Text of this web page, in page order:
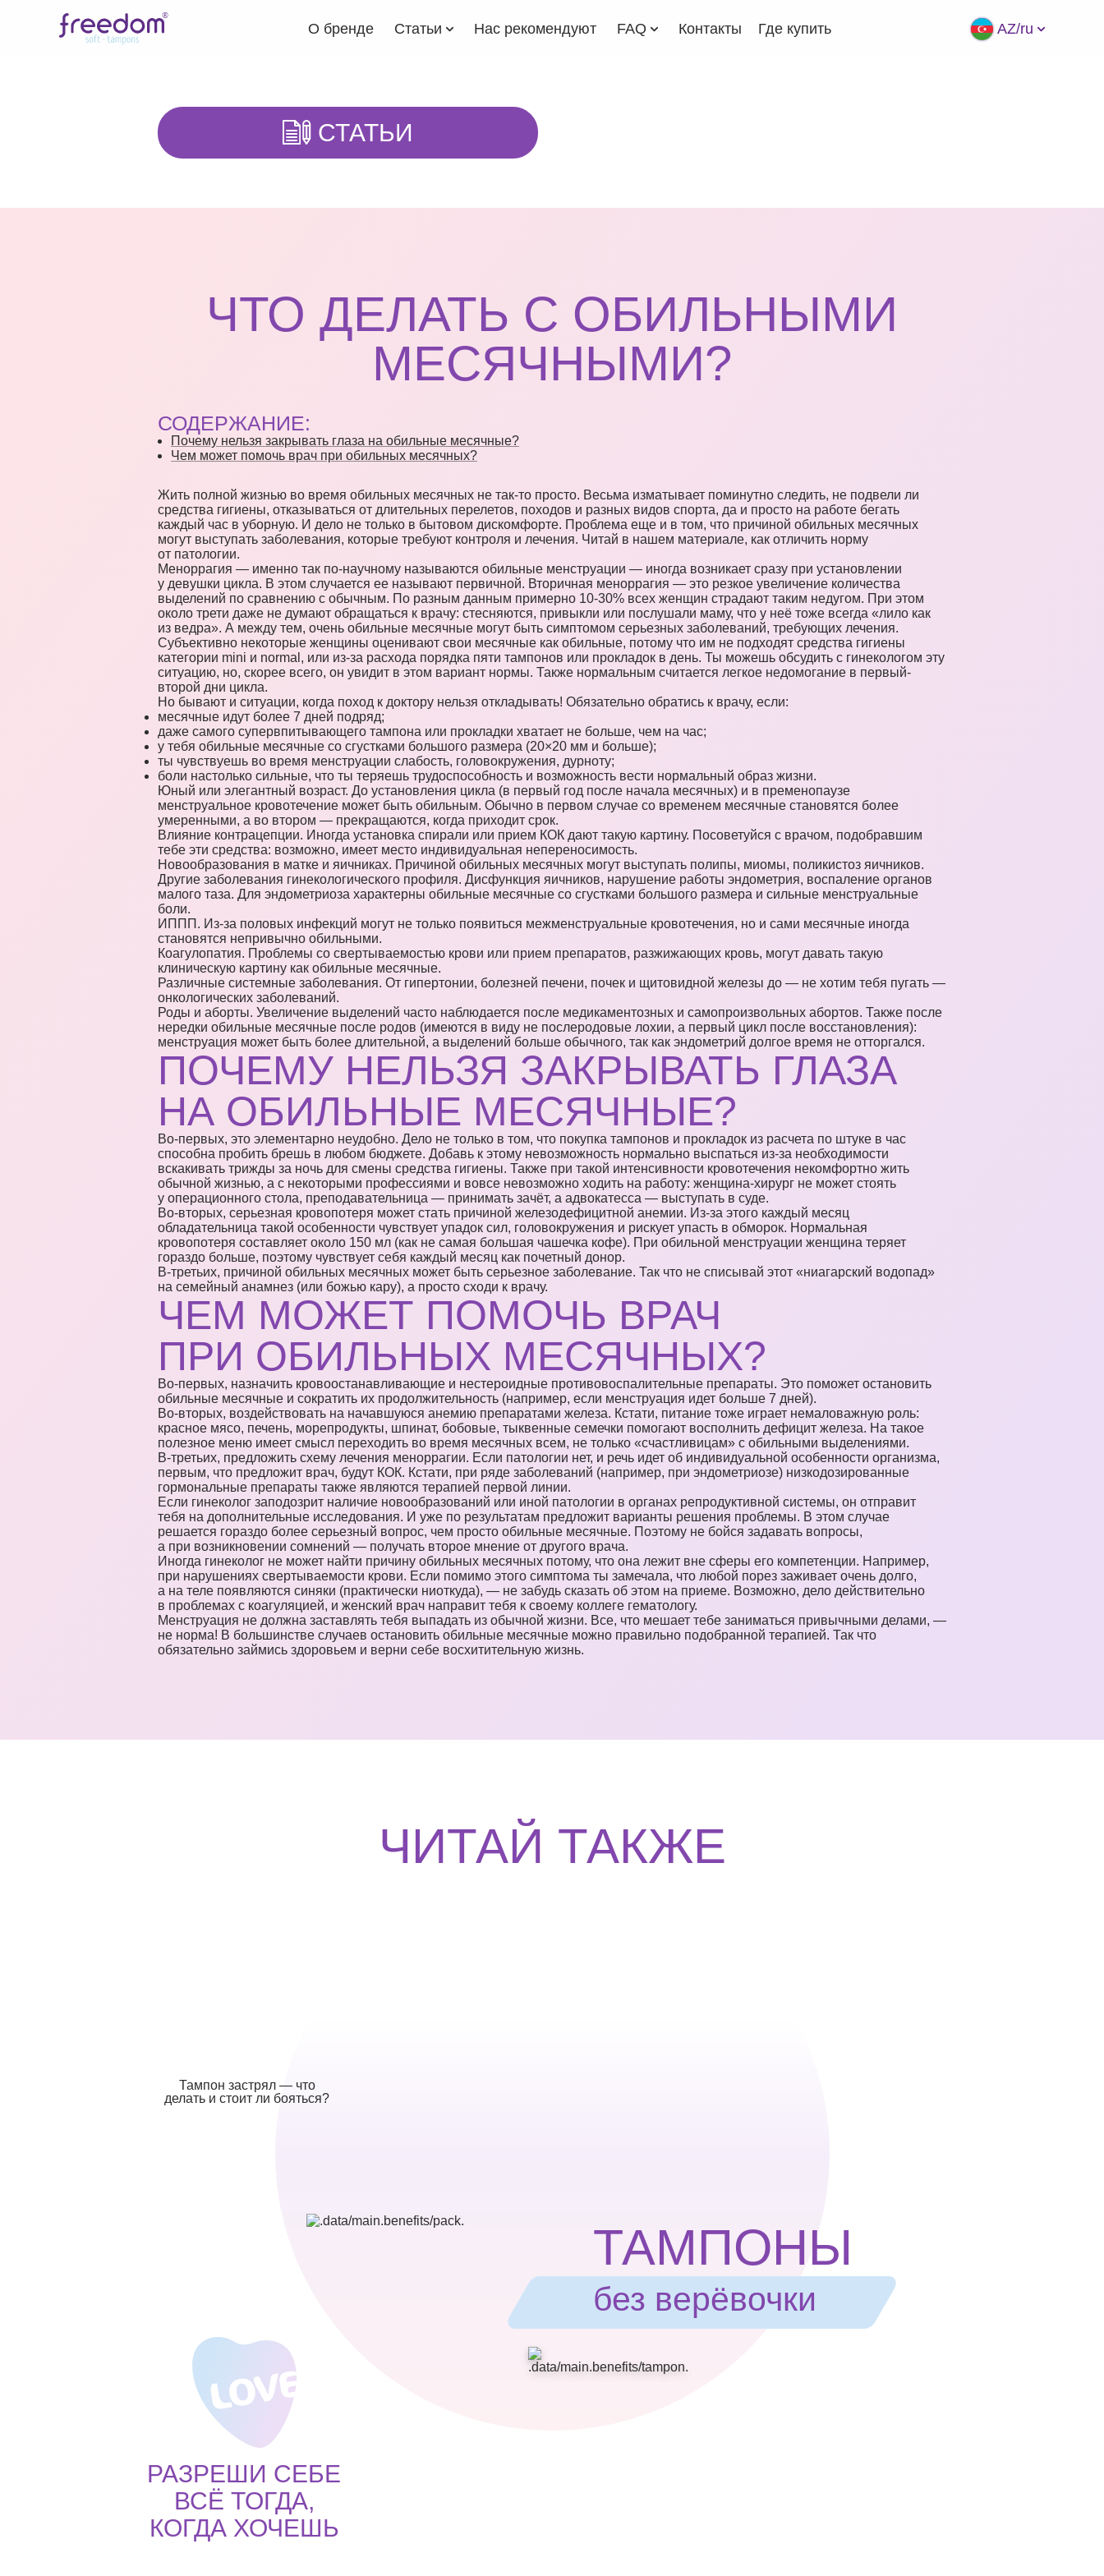
О бренде Статьи Нас рекомендуют FAQ Контакты Где купить AZ/ru
СТАТЬИ
ЧТО ДЕЛАТЬ С ОБИЛЬНЫМИ
МЕСЯЧНЫМИ?
СОДЕРЖАНИЕ:
Почему нельзя закрывать глаза на обильные месячные?
Чем может помочь врач при обильных месячных?
Жить полной жизнью во время обильных месячных не так-то просто. Весьма изматывает поминутно следить, не подвели ли
средства гигиены, отказываться от длительных перелетов, походов и разных видов спорта, да и просто на работе бегать
каждый час в уборную. И дело не только в бытовом дискомфорте. Проблема еще и в том, что причиной обильных месячных
могут выступать заболевания, которые требуют контроля и лечения. Читай в нашем материале, как отличить норму
от патологии.
Меноррагия — именно так по-научному называются обильные менструации — иногда возникает сразу при установлении
у девушки цикла. В этом случается ее называют первичной. Вторичная меноррагия — это резкое увеличение количества
выделений по сравнению с обычным. По разным данным примерно 10-30% всех женщин страдают таким недугом. При этом
около трети даже не думают обращаться к врачу: стесняются, привыкли или послушали маму, что у неё тоже всегда «лило как
из ведра». А между тем, очень обильные месячные могут быть симптомом серьезных заболеваний, требующих лечения.
Субъективно некоторые женщины оценивают свои месячные как обильные, потому что им не подходят средства гигиены
категории mini и normal, или из-за расхода порядка пяти тампонов или прокладок в день. Ты можешь обсудить с гинекологом эту
ситуацию, но, скорее всего, он увидит в этом вариант нормы. Также нормальным считается легкое недомогание в первый-
второй дни цикла.
Но бывают и ситуации, когда поход к доктору нельзя откладывать! Обязательно обратись к врачу, если:
месячные идут более 7 дней подряд;
даже самого супервпитывающего тампона или прокладки хватает не больше, чем на час;
у тебя обильные месячные со сгустками большого размера (20×20 мм и больше);
ты чувствуешь во время менструации слабость, головокружения, дурноту;
боли настолько сильные, что ты теряешь трудоспособность и возможность вести нормальный образ жизни.
Юный или элегантный возраст. До установления цикла (в первый год после начала месячных) и в пременопаузе
менструальное кровотечение может быть обильным. Обычно в первом случае со временем месячные становятся более
умеренными, а во втором — прекращаются, когда приходит срок.
Влияние контрацепции. Иногда установка спирали или прием КОК дают такую картину. Посоветуйся с врачом, подобравшим
тебе эти средства: возможно, имеет место индивидуальная непереносимость.
Новообразования в матке и яичниках. Причиной обильных месячных могут выступать полипы, миомы, поликистоз яичников.
Другие заболевания гинекологического профиля. Дисфункция яичников, нарушение работы эндометрия, воспаление органов
малого таза. Для эндометриоза характерны обильные месячные со сгустками большого размера и сильные менструальные
боли.
ИППП. Из-за половых инфекций могут не только появиться межменструальные кровотечения, но и сами месячные иногда
становятся непривычно обильными.
Коагулопатия. Проблемы со свертываемостью крови или прием препаратов, разжижающих кровь, могут давать такую
клиническую картину как обильные месячные.
Различные системные заболевания. От гипертонии, болезней печени, почек и щитовидной железы до — не хотим тебя пугать —
онкологических заболеваний.
Роды и аборты. Увеличение выделений часто наблюдается после медикаментозных и самопроизвольных абортов. Также после
нередки обильные месячные после родов (имеются в виду не послеродовые лохии, а первый цикл после восстановления):
менструация может быть более длительной, а выделений больше обычного, так как эндометрий долгое время не отторгался.
ПОЧЕМУ НЕЛЬЗЯ ЗАКРЫВАТЬ ГЛАЗА
НА ОБИЛЬНЫЕ МЕСЯЧНЫЕ?
Во-первых, это элементарно неудобно. Дело не только в том, что покупка тампонов и прокладок из расчета по штуке в час
способна пробить брешь в любом бюджете. Добавь к этому невозможность нормально выспаться из-за необходимости
вскакивать трижды за ночь для смены средства гигиены. Также при такой интенсивности кровотечения некомфортно жить
обычной жизнью, а с некоторыми профессиями и вовсе невозможно ходить на работу: женщина-хирург не может стоять
у операционного стола, преподавательница — принимать зачёт, а адвокатесса — выступать в суде.
Во-вторых, серьезная кровопотеря может стать причиной железодефицитной анемии. Из-за этого каждый месяц
обладательница такой особенности чувствует упадок сил, головокружения и рискует упасть в обморок. Нормальная
кровопотеря составляет около 150 мл (как не самая большая чашечка кофе). При обильной менструации женщина теряет
гораздо больше, поэтому чувствует себя каждый месяц как почетный донор.
В-третьих, причиной обильных месячных может быть серьезное заболевание. Так что не списывай этот «ниагарский водопад»
на семейный анамнез (или божью кару), а просто сходи к врачу.
ЧЕМ МОЖЕТ ПОМОЧЬ ВРАЧ
ПРИ ОБИЛЬНЫХ МЕСЯЧНЫХ?
Во-первых, назначить кровоостанавливающие и нестероидные противовоспалительные препараты. Это поможет остановить
обильные месячные и сократить их продолжительность (например, если менструация идет больше 7 дней).
Во-вторых, воздействовать на начавшуюся анемию препаратами железа. Кстати, питание тоже играет немаловажную роль:
красное мясо, печень, морепродукты, шпинат, бобовые, тыквенные семечки помогают восполнить дефицит железа. На такое
полезное меню имеет смысл переходить во время месячных всем, не только «счастливицам» с обильными выделениями.
В-третьих, предложить схему лечения меноррагии. Если патологии нет, и речь идет об индивидуальной особенности организма,
первым, что предложит врач, будут КОК. Кстати, при ряде заболеваний (например, при эндометриозе) низкодозированные
гормональные препараты также являются терапией первой линии.
Если гинеколог заподозрит наличие новообразований или иной патологии в органах репродуктивной системы, он отправит
тебя на дополнительные исследования. И уже по результатам предложит варианты решения проблемы. В этом случае
решается гораздо более серьезный вопрос, чем просто обильные месячные. Поэтому не бойся задавать вопросы,
а при возникновении сомнений — получать второе мнение от другого врача.
Иногда гинеколог не может найти причину обильных месячных потому, что она лежит вне сферы его компетенции. Например,
при нарушениях свертываемости крови. Если помимо этого симптома ты замечала, что любой порез заживает очень долго,
а на теле появляются синяки (практически ниоткуда), — не забудь сказать об этом на приеме. Возможно, дело действительно
в проблемах с коагуляцией, и женский врач направит тебя к своему коллеге гематологу.
Менструация не должна заставлять тебя выпадать из обычной жизни. Все, что мешает тебе заниматься привычными делами, —
не норма! В большинстве случаев остановить обильные месячные можно правильно подобранной терапией. Так что
обязательно займись здоровьем и верни себе восхитительную жизнь.
ЧИТАЙ ТАКЖЕ
Тампон застрял — что
делать и стоит ли бояться?
ТАМПОНЫ
без верёвочки
РАЗРЕШИ СЕБЕ
ВСЁ ТОГДА,
КОГДА ХОЧЕШЬ